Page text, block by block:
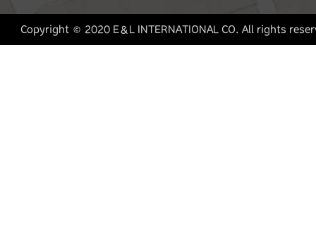
Copyright © 2020 E&L INTERNATIONAL CO. All rights